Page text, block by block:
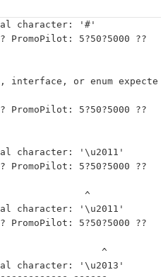
??? ?????? ??????? ????????? ??????????. ?? ?????? ?????? (L1) ??????????? 5 ???????????? ?????? ? Web 2.0 ????????, ?????????? ??????? DR. ?? ?????? ?????? (L2) ????????? 50 ???????????? ?????? ? ?? 10 ?????? ?? ?????? L1??????? ? ? ?????????? ????????? ? ??????????? ????????. ?????? ??????? (L3) ?????????? 5 000 ??????????????: ???????????, ?????????? ? ???????????, ?????????????? ?? 100 ?? ?????? ??????.
                                                                                                                                                                                                                                                                                       ^
Main.java:17: error: illegal character: '\u2011'
PromoPilot ?????????? ????????????? ???????????, ??? ?????? ??????? ????????? ??????????. ?? ?????? ?????? (L1) ??????????? 5 ???????????? ?????? ? Web 2.0 ????????, ?????????? ??????? DR. ?? ?????? ?????? (L2) ????????? 50 ???????????? ?????? ? ?? 10 ?????? ?? ?????? L1??????? ? ? ?????????? ????????? ? ??????????? ????????. ?????? ??????? (L3) ?????????? 5 000 ??????????????: ???????????, ?????????? ? ???????????, ?????????????? ?? 100 ?? ?????? ??????.
                                                                                                                                                                                                                                                                                                                                                                                  ^
Main.java:17: error: illegal character: '\u2011'
PromoPilot ?????????? ????????????? ???????????, ??? ?????? ??????? ????????? ??????????. ?? ?????? ?????? (L1) ??????????? 5 ???????????? ?????? ? Web 2.0 ????????, ?????????? ??????? DR. ?? ?????? ?????? (L2) ????????? 50 ???????????? ?????? ? ?? 10 ?????? ?? ?????? L1??????? ? ? ?????????? ????????? ? ??????????? ????????. ?????? ??????? (L3) ?????????? 5 000 ??????????????: ???????????, ?????????? ? ???????????, ?????????????? ?? 100 ?? ?????? ??????.
                                                                                                                                                                                                                                                                                                                                                                                                                          ^
Main.java:19: error: illegal character: '\u00ab'
???????? ?????????????, ????????? ?cascade?distribution?, ??????????? ??????????? ???? ???????????. ??????? ????????? ?????? ??????????? L1???????, ????? L2???????, ? ??? ????? ????? L3?????????????? ????????? ?????????????? ???????. ????? ?????? ???????????? ?????? ?????? DR ? UR, ??????? ????? ???????? ??????????.
                                  ^
Main.java:19: error: illegal character: '\u2011'
???????? ?????????????, ????????? ?cascade?distribution?, ??????????? ??????????? ???? ???????????. ??????? ????????? ?????? ??????????? L1???????, ????? L2???????, ? ??? ????? ????? L3?????????????? ????????? ?????????????? ???????. ????? ?????? ???????????? ?????? ?????? DR ? UR, ??????? ????? ???????? ??????????.
                                          ^
Main.java:19: error: illegal character: '\u00bb'
???????? ?????????????, ????????? ?cascade?distribution?, ??????????? ??????????? ???? ???????????. ??????? ????????? ?????? ??????????? L1???????, ????? L2???????, ? ??? ????? ????? L3?????????????? ????????? ?????????????? ???????. ????? ?????? ???????????? ?????? ?????? DR ? UR, ??????? ????? ???????? ??????????.
                                                       ^
Main.java:19: error: illegal character: '\u2011'
???????? ?????????????, ????????? ?cascade?distribution?, ??????????? ??????????? ???? ???????